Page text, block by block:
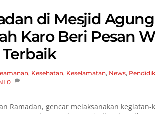
di Mesjid Agung
Karo Beri Pesan
, Kesehatan, Keselamatan, News,
0
Ramadan, gencar melaksanakan kegiatan-